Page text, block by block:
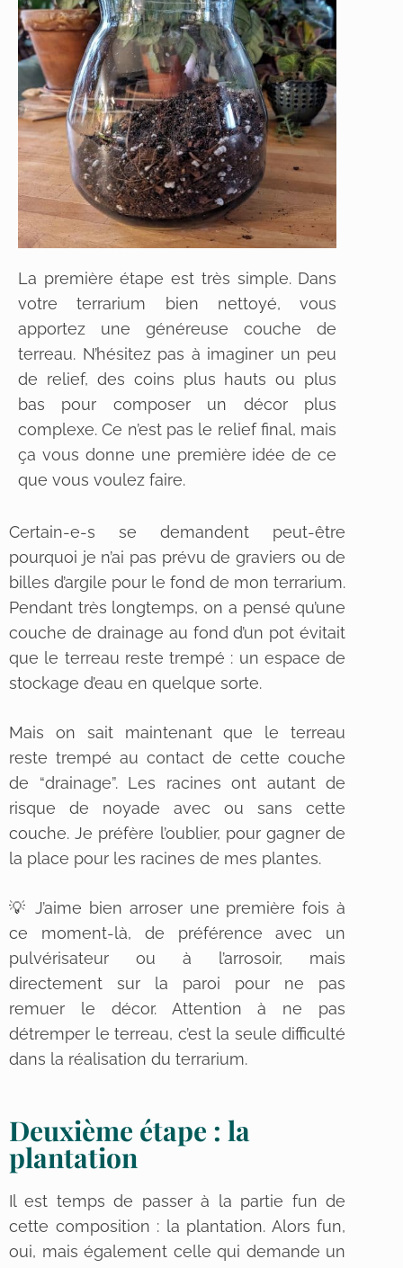
La première étape est très simple. Dans
votre terrarium bien nettoyé, vous
apportez une généreuse couche de
terreau. N’hésitez pas à imaginer un peu
de relief, des coins plus hauts ou plus
bas pour composer un décor plus
complexe. Ce n’est pas le relief final, mais
ça vous donne une première idée de ce
que vous voulez faire.
Certain-e-s se demandent peut-être
pourquoi je n’ai pas prévu de graviers ou de
billes d’argile pour le fond de mon terrarium.
Pendant très longtemps, on a pensé qu’une
couche de drainage au fond d’un pot évitait
que le terreau reste trempé : un espace de
stockage d’eau en quelque sorte.
Mais on sait maintenant que le terreau
reste trempé au contact de cette couche
de “drainage”. Les racines ont autant de
risque de noyade avec ou sans cette
couche. Je préfère l’oublier, pour gagner de
la place pour les racines de mes plantes.
💡 J’aime bien arroser une première fois à
ce moment-là, de préférence avec un
pulvérisateur ou à l’arrosoir, mais
directement sur la paroi pour ne pas
remuer le décor. Attention à ne pas
détremper le terreau, c’est la seule difficulté
dans la réalisation du terrarium.
Deuxième étape : la
plantation
Il est temps de passer à la partie fun de
cette composition : la plantation. Alors fun,
oui, mais également celle qui demande un